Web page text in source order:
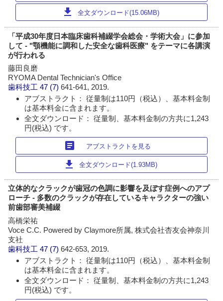
download 全文ダウンロード(15.06MB)
「平成30年度日本臨床歯科補綴学会総会・学術大会」に参加
して - "顎機能に調和した安全な歯科医療" をテーマに各講演
が行われる
藤田良磨
RYOMA Dental Technician's Office
歯科技工 47 (7)641-641, 2019.
アブストラクト： 従量制は110円（税込）、基本料金制
は基本料金に含まれます。
全文ダウンロード： 従量制、基本料金制の方共に1,243
円(税込) です。
article アブストラクトを見る
download 全文ダウンロード(1.93MB)
立体的なクラックが歯冠の色調に影響を及ぼす症例へのアプ
ローチ - 多数のクラックが存在しているキャラクターの強い
前歯部審美補綴
高橋栄祐
Voce C.C. Powered by Claymore所属, 株式会社杏友会神奈川
支社
歯科技工 47 (7)642-653, 2019.
アブストラクト： 従量制は110円（税込）、基本料金制
は基本料金に含まれます。
全文ダウンロード： 従量制、基本料金制の方共に1,243
円(税込) です。